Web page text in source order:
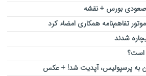
بورس + نقشه
تفاهم‌نامه همکاری امضاء کرد
شدند
به پرسپولیس، آپدیت شد! + عکس